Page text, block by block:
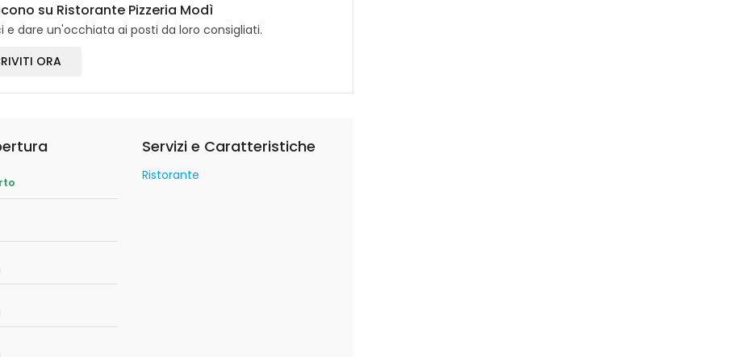
su Ristorante Pizzeria Modì
dare un'occhiata ai posti da loro consigliati.
ORA
Servizi e Caratteristiche
Ristorante